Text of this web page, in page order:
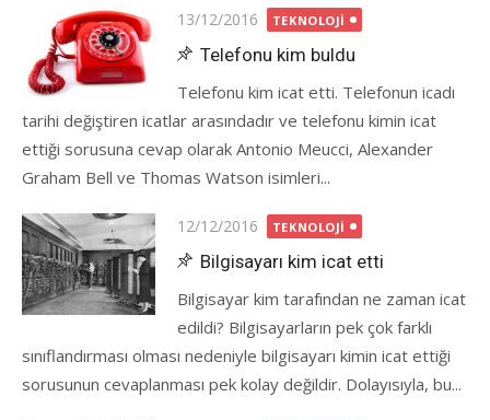
Posted
on
13/12/2016 TEKNOLOJI
Telefonu kim buldu
Telefonu kim icat etti. Telefonun icadı
tarihi değiştiren icatlar arasındadır ve telefonu kimin icat
ettiği sorusuna cevap olarak Antonio Meucci, Alexander
Graham Bell ve Thomas Watson isimleri...
Posted
on
12/12/2016 TEKNOLOJI
Bilgisayarı kim icat etti
Bilgisayar kim tarafından ne zaman icat
edildi? Bilgisayarların pek çok farklı
sınıflandırması olması nedeniyle bilgisayarı kimin icat ettiği
sorusunun cevaplanması pek kolay değildir. Dolayısıyla, bu...